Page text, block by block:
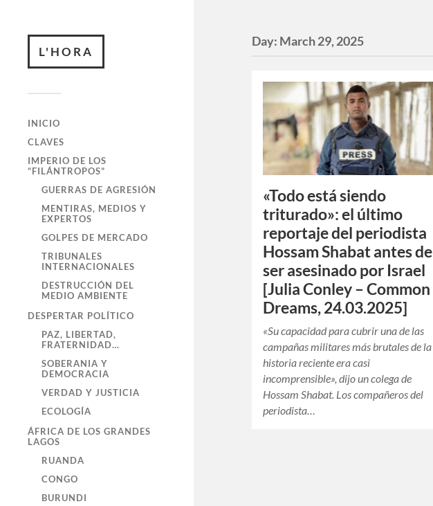
L'HORA
INICIO
CLAVES
IMPERIO DE LOS
“FILÁNTROPOS”
GUERRAS DE AGRESIÓN
MENTIRAS, MEDIOS Y
EXPERTOS
GOLPES DE MERCADO
TRIBUNALES
INTERNACIONALES
DESTRUCCIÓN DEL
MEDIO AMBIENTE
DESPERTAR POLÍTICO
PAZ, LIBERTAD,
FRATERNIDAD…
SOBERANIA Y
DEMOCRACIA
VERDAD Y JUSTICIA
ECOLOGÍA
ÁFRICA DE LOS GRANDES
LAGOS
RUANDA
CONGO
BURUNDI
Day: March 29, 2025
«Todo está siendo
triturado»: el último
reportaje del periodista
Hossam Shabat antes de
ser asesinado por Israel
[Julia Conley – Common
Dreams, 24.03.2025]
«Su capacidad para cubrir una de las
campañas militares más brutales de la
historia reciente era casi
incomprensible», dijo un colega de
Hossam Shabat. Los compañeros del
periodista…